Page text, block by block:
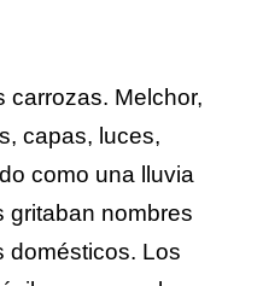
carrozas. Melchor,
capas, luces,
como una lluvia
gritaban nombres
domésticos. Los